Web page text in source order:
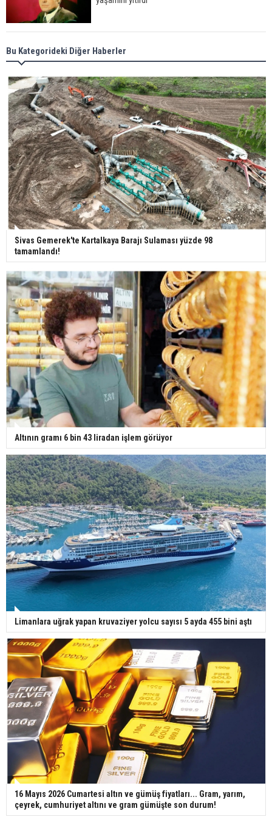
Meral Akşener ile Müsavat Dervişoğlu cenazede
görüntülendi
29 Mayıs okullar tatil mi?
Bilim kurgu gerçekleşiyor... Dondurulmuş
insanları hayata döndürecek keşif
Ünlü türkücü Mahmut Tuncer estetik operasyon
geçirdi: Son hali gündem oldu
Yerli turist 229,7 milyar lira seyahat harcaması
yaptı
Gazze'deki Sağlık Bakanlığı duyurdu: Vahşetin
pençesinde 2 salgın vaka tespit edildi
Bu Kategorideki Diğer Haberler
Sivas Gemerek'te Kartalkaya Barajı Sulaması yüzde 98
tamamlandı!
Altının gramı 6 bin 43 liradan işlem görüyor
Limanlara uğrak yapan kruvaziyer yolcu sayısı 5 ayda 455 bini aştı
16 Mayıs 2026 Cumartesi altın ve gümüş fiyatları... Gram, yarım,
çeyrek, cumhuriyet altını ve gram gümüşte son durum!